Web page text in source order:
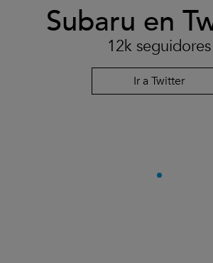
Subaru en
12k seguidores
Ir a Twitter